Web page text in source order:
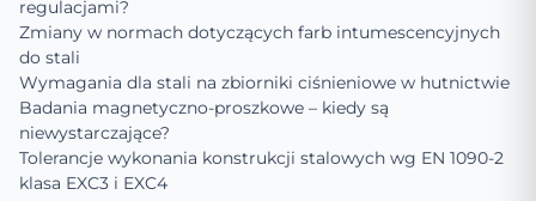
regulacjami?
Zmiany w normach dotyczących farb intumescencyjnych
do stali
Wymagania dla stali na zbiorniki ciśnieniowe w hutnictwie
Badania magnetyczno-proszkowe – kiedy są
niewystarczające?
Tolerancje wykonania konstrukcji stalowych wg EN 1090-2
klasa EXC3 i EXC4